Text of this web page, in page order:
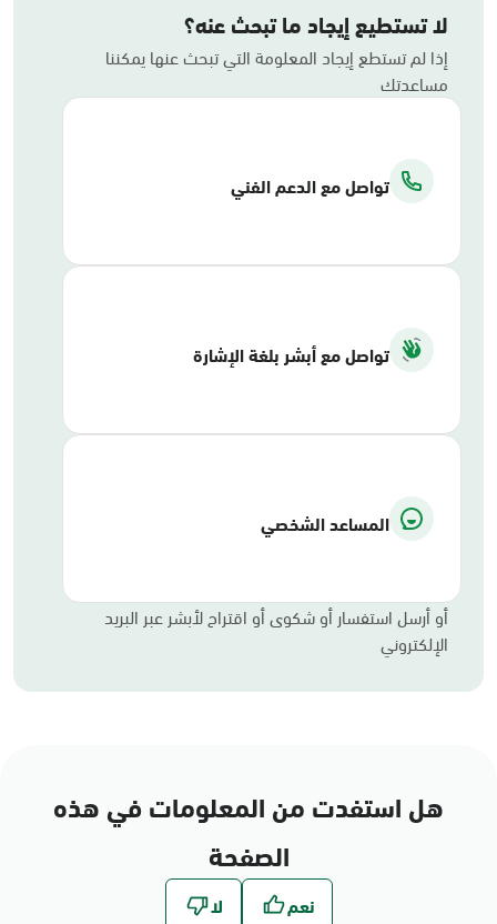
لا تستطيع إيجاد ما تبحث عنه؟
إذا لم تستطع إيجاد المعلومة التي تبحث عنها يمكننا
مساعدتك
تواصل مع الدعم الفني
تواصل مع أبشر بلغة الإشارة
المساعد الشخصي
أو أرسل استفسار أو شكوى أو اقتراح لأبشر عبر البريد
الإلكتروني
هل استفدت من المعلومات في هذه
الصفحة